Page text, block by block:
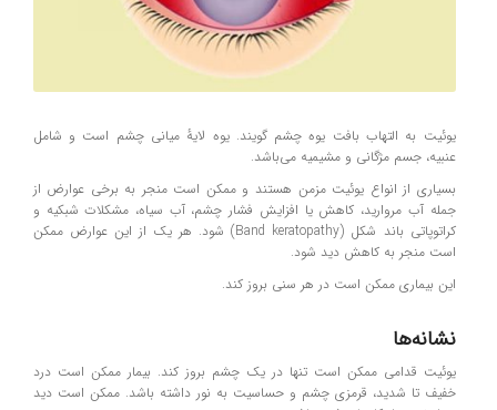
یوئیت به التهاب بافت یوه چشم گویند. یوه لایهٔ میانی چشم است و شامل
عنبیه، جسم مژگانی و مشیمیه می‌باشد.
بسیاری از انواع یوئیت مزمن هستند و ممکن است منجر به برخی عوارض از
جمله آب مروارید، کاهش یا افزایش فشار چشم، آب سیاه، مشکلات شبکیه و
کراتوپاتی باند شکل (Band keratopathy) شود. هر یک از این عوارض ممکن
است منجر به کاهش دید شود.
این بیماری ممکن است در هر سنی بروز کند.
نشانه‌ها
یوئیت قدامی ممکن است تنها در یک چشم بروز کند. بیمار ممکن است درد
خفیف تا شدید، قرمزی چشم و حساسیت به نور داشته باشد. ممکن است دید